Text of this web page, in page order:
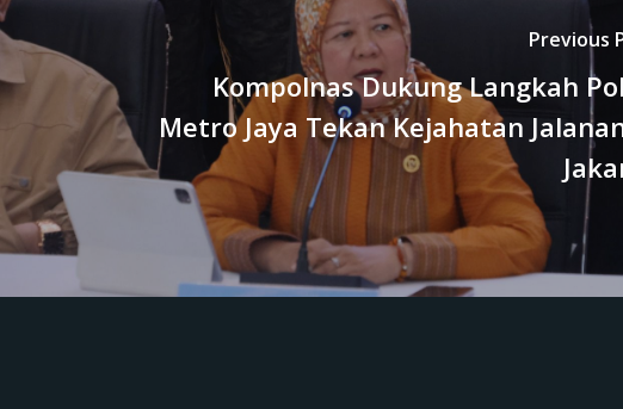
Previous
Kompolnas Dukung Langkah
Metro Jaya Tekan Kejahatan